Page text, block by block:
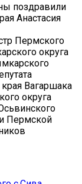
поздравили
Анастасия
Пермского
округа
Вагаршака
округа
Пермской